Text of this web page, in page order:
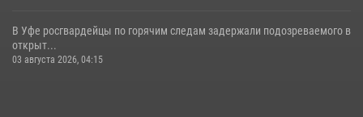
В Уфе росгвардейцы по горячим следам задержали подозреваемого в
открыт...
03 августа 2026, 04:15